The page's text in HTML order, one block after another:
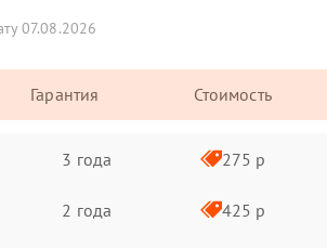
07.08.2026
Гарантия Стоимость
3 года 275 р
2 года 425 р